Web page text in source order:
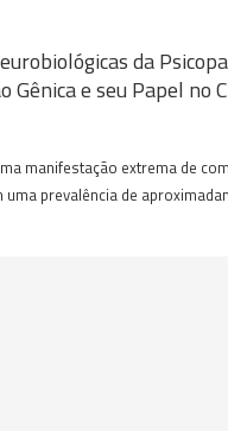
da
Gênica e seu Papel no
manifestação extrema de
prevalência de